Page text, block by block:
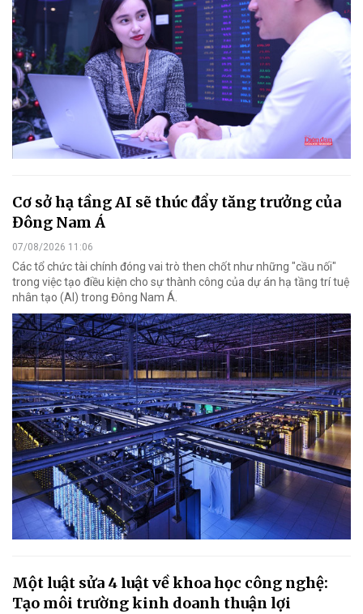
Cơ sở hạ tầng AI sẽ thúc đẩy tăng trưởng của
Đông Nam Á
07/08/2026 11:06
Các tổ chức tài chính đóng vai trò then chốt như những "cầu nối"
trong việc tạo điều kiện cho sự thành công của dự án hạ tầng trí tuệ
nhân tạo (AI) trong Đông Nam Á.
Một luật sửa 4 luật về khoa học công nghệ:
Tạo môi trường kinh doanh thuận lợi